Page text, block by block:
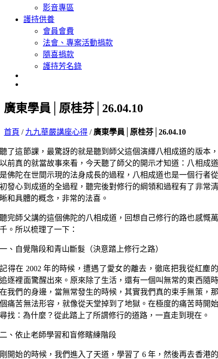
影音專區
護持供養
會員會費
法會、專案活動捐款
隨喜捐款
護持芳名錄
廣東學員│原桂芬│26.04.10
首頁 / 九九華嚴講座心得 / 廣東學員│原桂芬│26.04.10
聽了這節課，最驚訝的就是聽到師父這個演繹八相成道的版本，
以前真的就當故事來看，今天聽了師父的開示才知道：八相成道
是佛陀在世間示現的法身成長的過程，八相成道也是一個行者從
初發心到成道的全過程，聽完後對修行的綱領和過程有了非常清
晰和具體的概念，非常的法喜。
聽完師父講的這個佛陀的八相成道，回想自己修行的路也感慨萬
千。所以梳理了一下：
一、自覺階段和青山斷髮（決意踏上修行之路）
記得在 2002 年的時候，遭遇了愛女的離去，徹底把我從紅塵的
追逐裡面驚醒出來。原來除了生活，還有一個叫無常的東西隨時
在我們的身邊，當無常發生的時候，其實我們真的束手無策，那
個痛苦無法形容，就像從天堂掉到了地獄。在極度的痛苦時開始
尋找：為什麼？從此踏上了所謂修行的道路，一直走到現在。
二、依止老師學習和盲修瞎練階段
剛開始的時候，我們進入了天道，學習了 6 年，然後再去香港的